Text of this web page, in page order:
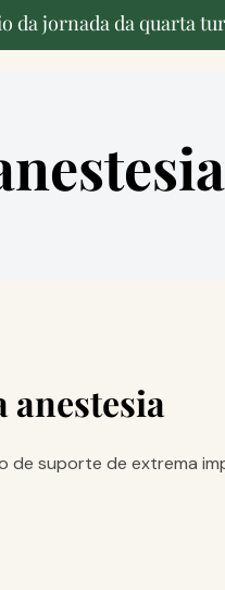
da jornada da quarta
anestesia
suporte de extrema